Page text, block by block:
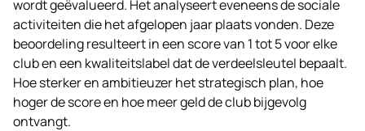
wordt geëvalueerd. Het analyseert eveneens de sociale
activiteiten die het afgelopen jaar plaats vonden. Deze
beoordeling resulteert in een score van 1 tot 5 voor elke
club en een kwaliteitslabel dat de verdeelsleutel bepaalt.
Hoe sterker en ambitieuzer het strategisch plan, hoe
hoger de score en hoe meer geld de club bijgevolg
ontvangt.